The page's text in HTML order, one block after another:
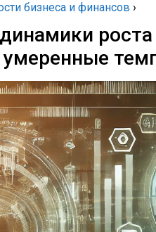
бизнеса и финансов ›
умеренные